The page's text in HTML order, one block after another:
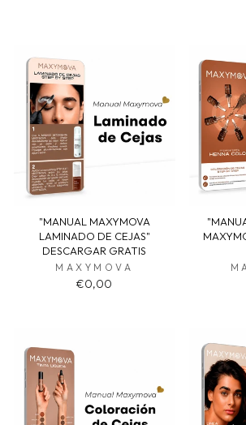
"MANUAL MAXYMOVA
LAMINADO DE CEJAS"
DESCARGAR GRATIS
MAXYMOVA
€0,00